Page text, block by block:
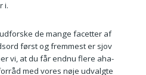
i.
de mange facetter af
først og fremmest er sjov
vi, at du får endnu flere aha-
med vores nøje udvalgte